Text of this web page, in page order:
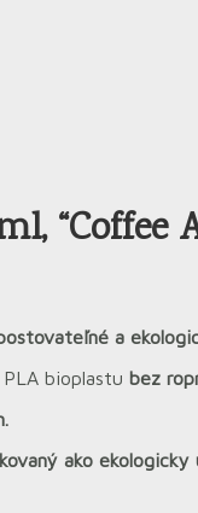
“Coffee
a
bioplastu bez
ako ekologicky